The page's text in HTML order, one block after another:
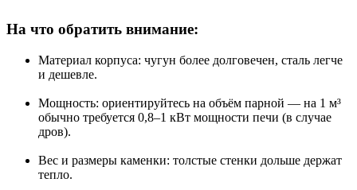
На что обратить внимание:
Материал корпуса: чугун более долговечен, сталь легче
и дешевле.
Мощность: ориентируйтесь на объём парной — на 1 м³
обычно требуется 0,8–1 кВт мощности печи (в случае
дров).
Вес и размеры каменки: толстые стенки дольше держат
тепло.